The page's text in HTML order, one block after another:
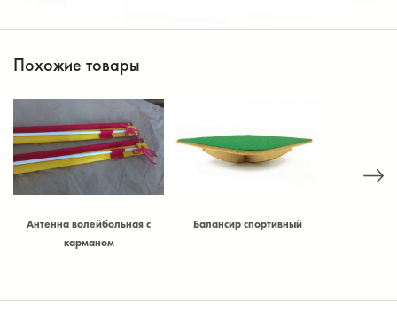
Похожие товары
с
Балансир спортивный Балансировочные камни